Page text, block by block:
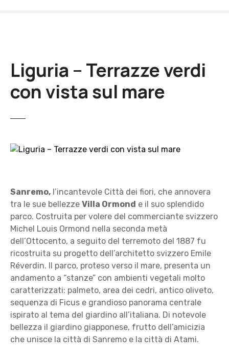
Liguria – Terrazze verdi
con vista sul mare
Sanremo, l’incantevole Città dei fiori, che annovera
tra le sue bellezze Villa Ormond e il suo splendido
parco. Costruita per volere del commerciante svizzero
Michel Louis Ormond nella seconda metà
dell’Ottocento, a seguito del terremoto del 1887 fu
ricostruita su progetto dell’architetto svizzero Emile
Réverdin. Il parco, proteso verso il mare, presenta un
andamento a “stanze” con ambienti vegetali molto
caratterizzati: palmeto, area dei cedri, antico oliveto,
sequenza di Ficus e grandioso panorama centrale
ispirato al tema del giardino all’italiana. Di notevole
bellezza il giardino giapponese, frutto dell’amicizia
che unisce la città di Sanremo e la città di Atami.